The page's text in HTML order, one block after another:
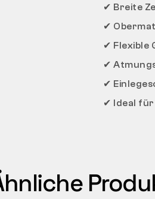
✔ Breite
✔
✔ Flexible
✔
✔
✔ Ideal